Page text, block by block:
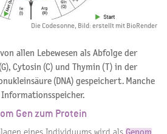
Die Codesonne, Bild: erstellt mit BioRender
allen Lebewesen als Abfolge der
Cytosin (C) und Thymin (T) in der
(DNA) gespeichert. Manche
Informationsspeicher.
Gen zum Protein